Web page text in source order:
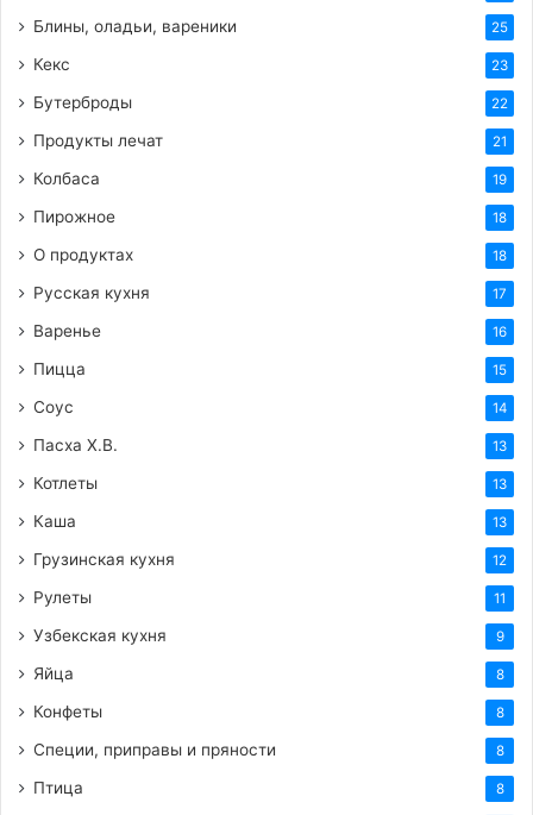
Блины, оладьи, вареники 25
Кекс 23
Бутерброды 22
Продукты лечат 21
Колбаса 19
Пирожное 18
О продуктах 18
Русская кухня 17
Варенье 16
Пицца 15
Соус 14
Пасха Х.В. 13
Котлеты 13
Каша 13
Грузинская кухня 12
Рулеты 11
Узбекская кухня 9
Яйца 8
Конфеты 8
Специи, приправы и пряности 8
Птица 8